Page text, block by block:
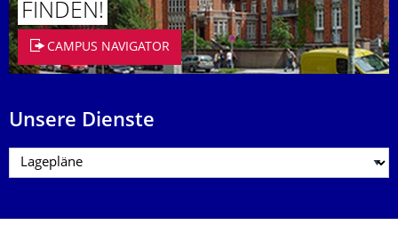
FINDEN!
CAMPUS NAVIGATOR
Unsere Dienste